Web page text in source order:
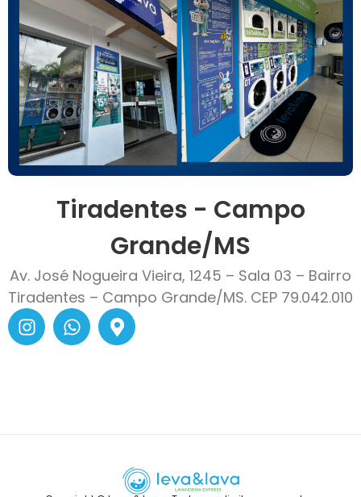
Tiradentes - Campo
Grande/MS
Av. José Nogueira Vieira, 1245 – Sala 03 – Bairro
Tiradentes – Campo Grande/MS. CEP 79.042.010